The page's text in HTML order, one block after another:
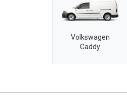
Volkswagen
Caddy